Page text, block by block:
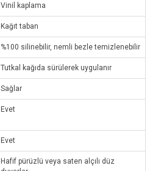
Vinil kaplama
Kağıt taban
%100 silinebilir, nemli bezle temizlenebilir
Tutkal kağıda sürülerek uygulanır
Sağlar
Evet
Evet
Hafif pürüzlü veya saten alçılı düz